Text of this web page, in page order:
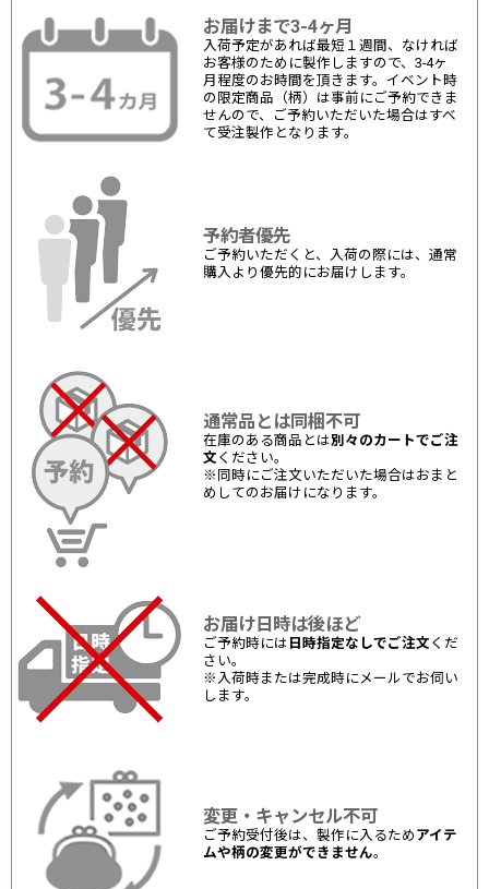
お届けまで3-4ヶ月
入荷予定があれば最短１週間、なければ
お客様のために製作しますので、3-4ヶ
月程度のお時間を頂きます。イベント時
の限定商品（柄）は事前にご予約できま
せんので、ご予約いただいた場合はすべ
て受注製作となります。
予約者優先
ご予約いただくと、入荷の際には、通常
購入より優先的にお届けします。
通常品とは同梱不可
在庫のある商品とは別々のカートでご注
文 ください。
※同時にご注文いただいた場合はおまと
めしてのお届けになります。
お届け日時は後ほど
ご予約時には 日時指定なしでご注文 くだ
さい。
※入荷時または完成時にメールでお伺い
します。
変更・キャンセル不可
ご予約受付後は、製作に入るため アイテ
ムや柄の変更ができません。